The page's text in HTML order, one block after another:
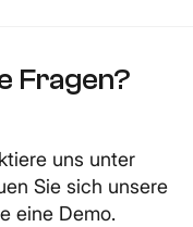
Fragen?
uns unter
Sie sich unsere
eine Demo.